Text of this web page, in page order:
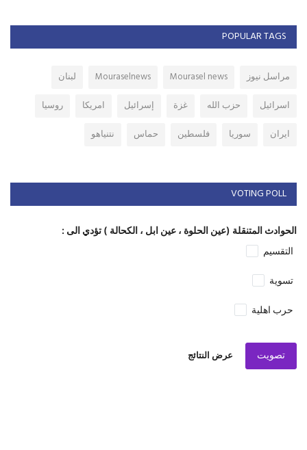
POPULAR TAGS
مراسل نيوز Mourasel news
Mouraselnews
لبنان
اسرائيل
حزب الله غزة إسرائيل امريكا
روسيا
ايران
سوريا فلسطين حماس نتنياهو
VOTING POLL
الحوادث المتنقلة (عين الحلوة ، عين ابل ، الكحالة ) تؤدي الى :
التقسيم
تسوية
حرب اهلية
تصويت عرض النتائج